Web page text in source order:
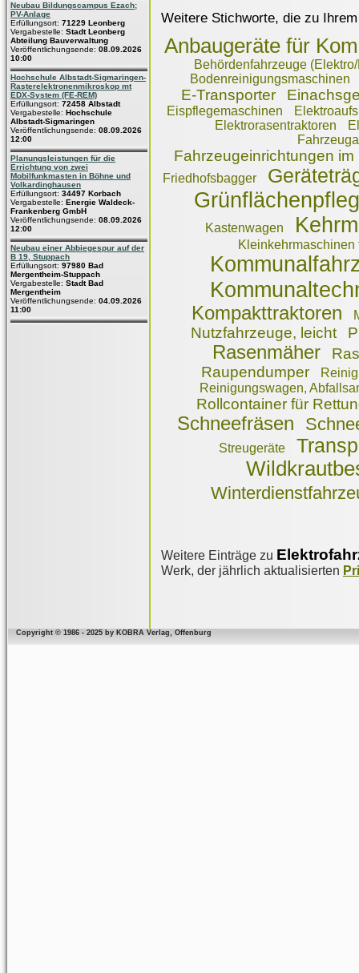
Neubau Bildungscampus Ezach;
PV-Anlage
Erfüllungsort: 71229 Leonberg
Vergabestelle: Stadt Leonberg
Abteilung Bauverwaltung
Veröffentlichungsende: 08.09.2026
10:00
Hochschule Albstadt-Sigmaringen-
Rasterelektronenmikroskop mt
EDX-System (FE-REM)
Erfüllungsort: 72458 Albstadt
Vergabestelle: Hochschule
Albstadt-Sigmaringen
Veröffentlichungsende: 08.09.2026
12:00
Planungsleistungen für die
Errichtung von zwei
Mobilfunkmasten in Böhne und
Volkardinghausen
Erfüllungsort: 34497 Korbach
Vergabestelle: Energie Waldeck-
Frankenberg GmbH
Veröffentlichungsende: 08.09.2026
12:00
Neubau einer Abbiegespur auf der
B 19, Stuppach
Erfüllungsort: 97980 Bad
Mergentheim-Stuppach
Vergabestelle: Stadt Bad
Mergentheim
Veröffentlichungsende: 04.09.2026
11:00
Weitere Stichworte, die zu
Anbaugeräte für
Behördenfahrzeuge
Bodenreinigungsmaschinen
E-Transporter
Eispflegemaschinen
Elektrorasentraktoren
Fahrzeugeinrichtungen
Friedhofsbagger
Kastenwagen
Kompakttraktoren
Nutzfahrzeuge, leicht
Rasenmäher
Raupendumper
Reinigungswagen,
Rollcontainer für
Schneefräsen
Streugeräte
Weitere Einträge zu
Werk, der jährlich aktualisierten
Copyright © 1986 - 2025 by KOBRA Verlag, Offenburg